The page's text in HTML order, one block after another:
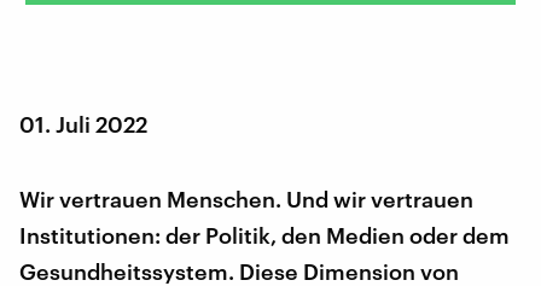
01. Juli 2022
Wir vertrauen Menschen. Und wir vertrauen
Institutionen: der Politik, den Medien oder dem
Gesundheitssystem. Diese Dimension von